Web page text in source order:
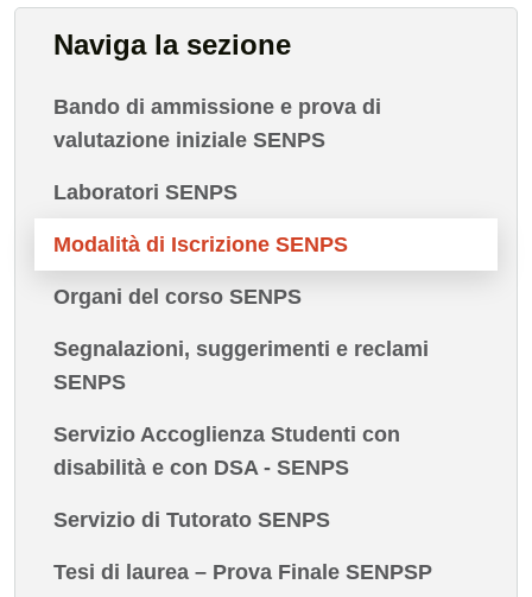
Naviga la sezione
Bando di ammissione e prova di
valutazione iniziale SENPS
Laboratori SENPS
Modalità di Iscrizione SENPS
Organi del corso SENPS
Segnalazioni, suggerimenti e reclami
SENPS
Servizio Accoglienza Studenti con
disabilità e con DSA - SENPS
Servizio di Tutorato SENPS
Tesi di laurea – Prova Finale SENPSP